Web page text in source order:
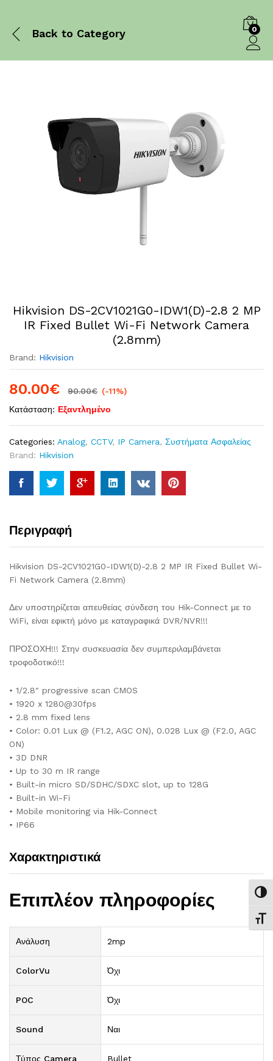
Back to Category 0
Hikvision DS-2CV1021G0-IDW1(D)-2.8 2 MP
IR Fixed Bullet Wi-Fi Network Camera
(2.8mm)
Brand: Hikvision
80.00€ 90.00€ (-11%)
Κατάσταση: Εξαντλημένο
Categories: Analog, CCTV, IP Camera, Συστήματα Ασφαλείας
Brand: Hikvision
Περιγραφή
Hikvision DS-2CV1021G0-IDW1(D)-2.8 2 MP IR Fixed Bullet Wi-
Fi Network Camera (2.8mm)
Δεν υποστηρίζεται απευθείας σύνδεση του Hik-Connect με το
WiFi, είναι εφικτή μόνο με καταγραφικά DVR/NVR!!!
ΠΡΟΣΟΧΗ!!! Στην συσκευασία δεν συμπεριλαμβάνεται
τροφοδοτικό!!!
• 1/2.8″ progressive scan CMOS
• 1920 x 1280@30fps
• 2.8 mm fixed lens
• Color: 0.01 Lux @ (F1.2, AGC ON), 0.028 Lux @ (F2.0, AGC
ON)
• 3D DNR
• Up to 30 m IR range
• Built-in micro SD/SDHC/SDXC slot, up to 128G
• Built-in Wi-Fi
• Mobile monitoring via Hik-Connect
• IP66
Χαρακτηριστικά
Επιπλέον πληροφορίες
Ανάλυση 2mp
ColorVu Όχι
POC Όχι
Sound Ναι
Τύπος Camera Bullet